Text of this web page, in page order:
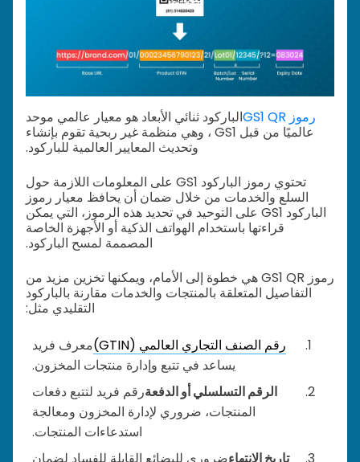
رموز GS1 QR
الباركود ثنائي الأبعاد هو معيار عالمي موحد
عالميًا من قبل GS1 ، وهي منظمة غير ربحية تقوم بإنشاء
وتحديث المعايير العالمية للباركود.
تحتوي رموز الباركود GS1 على المعلومات اللازمة حول
السلع والخدمات من خلال ضمان أن يحافظ معيار رموز
الباركود GS1 على التوحيد في تحديد هذه الرموز، التي يمكن
قراءتها باستخدام الهواتف الذكية أو الأجهزة الخاصة
المصممة لمسح الباركود.
رموز GS1 QR هي خطوة إلى الأمام، ويمكنها تخزين مزيد من
التفاصيل المتعلقة بالمنتجات والخدمات مقارنة بالباركود
التقليدي مثل:
رقم الصنف التجاري العالمي (GTIN)
معرف فريد
يساعد في تتبع وإدارة منتجات المخزون.
الرقم التسلسلي أو الدفعةرقم فريد لتتبع دفعات
المنتجات، ضروري لإدارة المخزون ومعالجة
استدعاءات المنتجات.